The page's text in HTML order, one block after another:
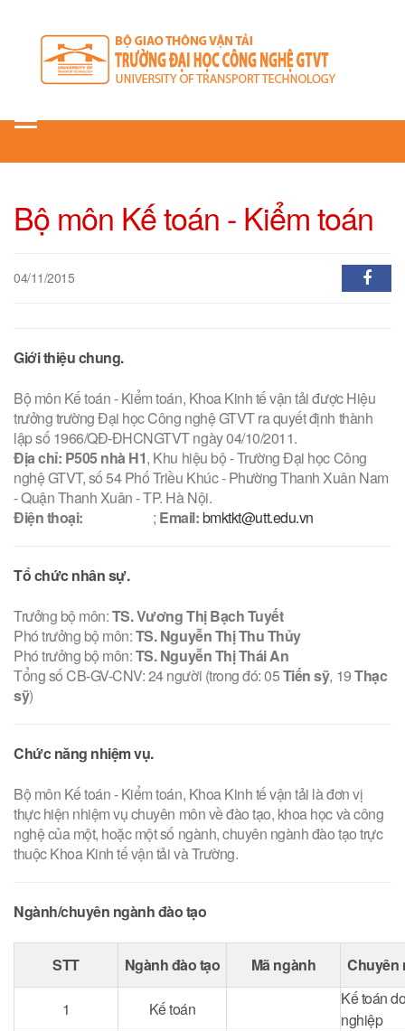
Toggle
Bộ môn Kế toán - Kiểm toán
04/11/2015
Giới thiệu chung.
Bộ môn Kế toán - Kiểm toán, Khoa Kinh tế vận tải được Hiệu
trưởng trường Đại học Công nghệ GTVT ra quyết định thành
lập số 1966/QĐ-ĐHCNGTVT ngày 04/10/2011.
Địa chỉ: P505 nhà H1, Khu hiệu bộ - Trường Đại học Công
nghệ GTVT, số 54 Phố Triều Khúc - Phường Thanh Xuân Nam
- Quận Thanh Xuân - TP. Hà Nội.
Điện thoại:
; Email:bmktkt@utt.edu.vn
Tổ chức nhân sự.
Trưởng bộ môn:TS. Vương Thị Bạch Tuyết
Phó trưởng bộ môn:TS. Nguyễn Thị Thu Thủy
Phó trưởng bộ môn:TS. Nguyễn Thị Thái An
Tổng số CB-GV-CNV: 24 người (trong đó: 05Tiến sỹ, 19Thạc
sỹ)
Chức năng nhiệm vụ.
Bộ môn Kế toán - Kiểm toán, Khoa Kinh tế vận tải là đơn vị
thực hiện nhiệm vụ chuyên môn về đào tạo, khoa học và công
nghệ của một, hoặc một số ngành, chuyên ngành đào tạo trực
thuộc Khoa Kinh tế vận tải và Trường.
Ngành/chuyên ngành đào tạo
STT Ngành đào tạo Mã ngành Chuyên
1 Kế toán
Kế toán
nghiệp